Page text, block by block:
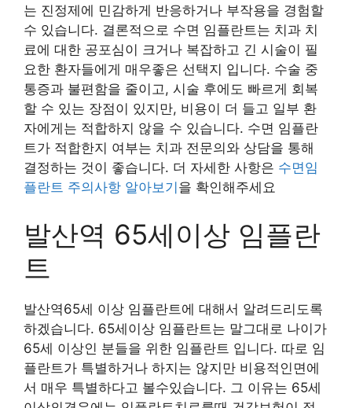
는 진정제에 민감하게 반응하거나 부작용을 경험할
수 있습니다. 결론적으로 수면 임플란트는 치과 치
료에 대한 공포심이 크거나 복잡하고 긴 시술이 필
요한 환자들에게 매우좋은 선택지 입니다. 수술 중
통증과 불편함을 줄이고, 시술 후에도 빠르게 회복
할 수 있는 장점이 있지만, 비용이 더 들고 일부 환
자에게는 적합하지 않을 수 있습니다. 수면 임플란
트가 적합한지 여부는 치과 전문의와 상담을 통해
결정하는 것이 좋습니다. 더 자세한 사항은 수면임
플란트 주의사항 알아보기 을 확인해주세요
발산역 65세이상 임플란
트
발산역65세 이상 임플란트에 대해서 알려드리도록
하겠습니다. 65세이상 임플란트는 말그대로 나이가
65세 이상인 분들을 위한 임플란트 입니다. 따로 임
플란트가 특별하거나 하지는 않지만 비용적인면에
서 매우 특별하다고 볼수있습니다. 그 이유는 65세